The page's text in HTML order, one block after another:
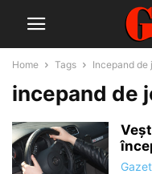
Home Tags Incepand de
incepand de